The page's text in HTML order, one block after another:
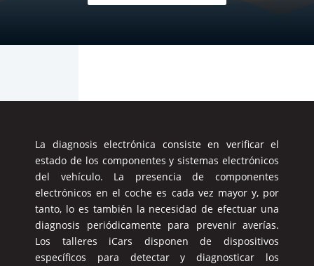
La diagnosis electrónica consiste en verificar el
estado de los componentes y sistemas electrónicos
del vehículo. La presencia de componentes
electrónicos en el coche es cada vez mayor y, por
tanto, lo es también la necesidad de efectuar una
diagnosis periódicamente para prevenir averías.
Los talleres iCars disponen de dispositivos
específicos para detectar y diagnosticar los